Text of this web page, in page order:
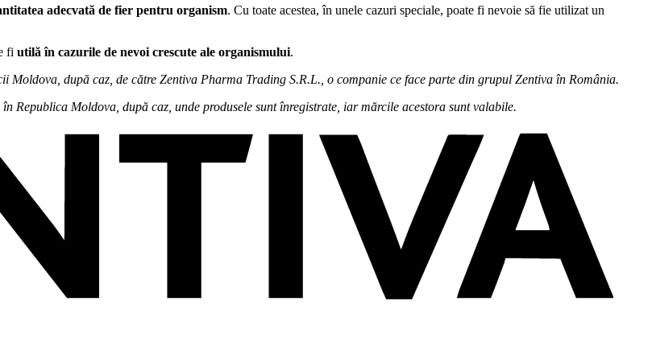
adecvată de fier pentru organism. Cu toate acestea, în unele cazuri speciale, poate fi nevoie să fie utilizat un
fi utilă în cazurile de nevoi crescute ale organismului.
după caz, de către Zentiva Pharma Trading S.R.L., o companie ce face parte din grupul Zentiva în România.
Republica Moldova, după caz, unde produsele sunt înregistrate, iar mărcile acestora sunt valabile.